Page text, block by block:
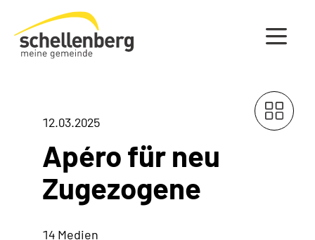
Gemeinde Schellenberg Startseite
12.03.2025
Apéro für neu
Zugezogene
14 Medien